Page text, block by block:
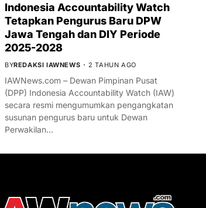
Indonesia Accountability Watch
Tetapkan Pengurus Baru DPW
Jawa Tengah dan DIY Periode
2025-2028
BYREDAKSI IAWNEWS 2 TAHUN AGO
IAWNews.com – Dewan Pimpinan Pusat
(DPP) Indonesia Accountability Watch (IAW)
secara resmi mengumumkan pengangkatan
susunan pengurus baru untuk Dewan
Perwakilan…